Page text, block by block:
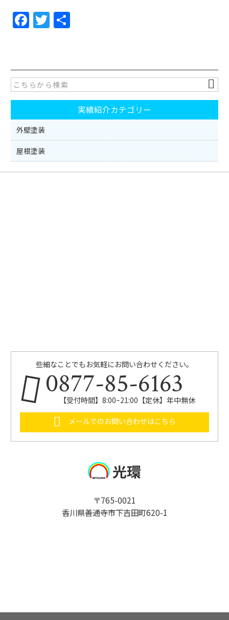
F
a
e
b
o
o
k
T
w
er
実績紹介カテゴリー
外壁塗装
屋根塗装
些細なことでもお気軽にお問い合わせください。
0877-85-6163
【受付時間】8:00~21:00【定休】年中無休
メールでのお問い合わせはこちら
光環
〒765-0021
香川県善通寺市下吉田町620-1